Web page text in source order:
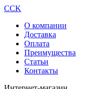
CCK
О компании
Доставка
Оплата
Преимущества
Статьи
Контакты